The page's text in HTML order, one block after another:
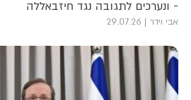
- ונערכים לתגובה נגד חיזבאללה
אבי וידר 29.07.26